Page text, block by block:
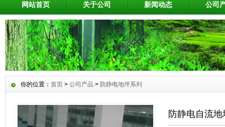
网站首页 关于公司 新闻动态 公司
你的位置： 首页 > 公司产品 > 防静电地坪系列
防静电自流地